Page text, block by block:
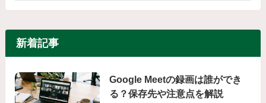
新着記事
Google Meetの録画は誰ができ
る？保存先や注意点を解説